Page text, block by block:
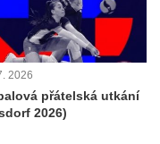
2026
přátelská utkání
2026)